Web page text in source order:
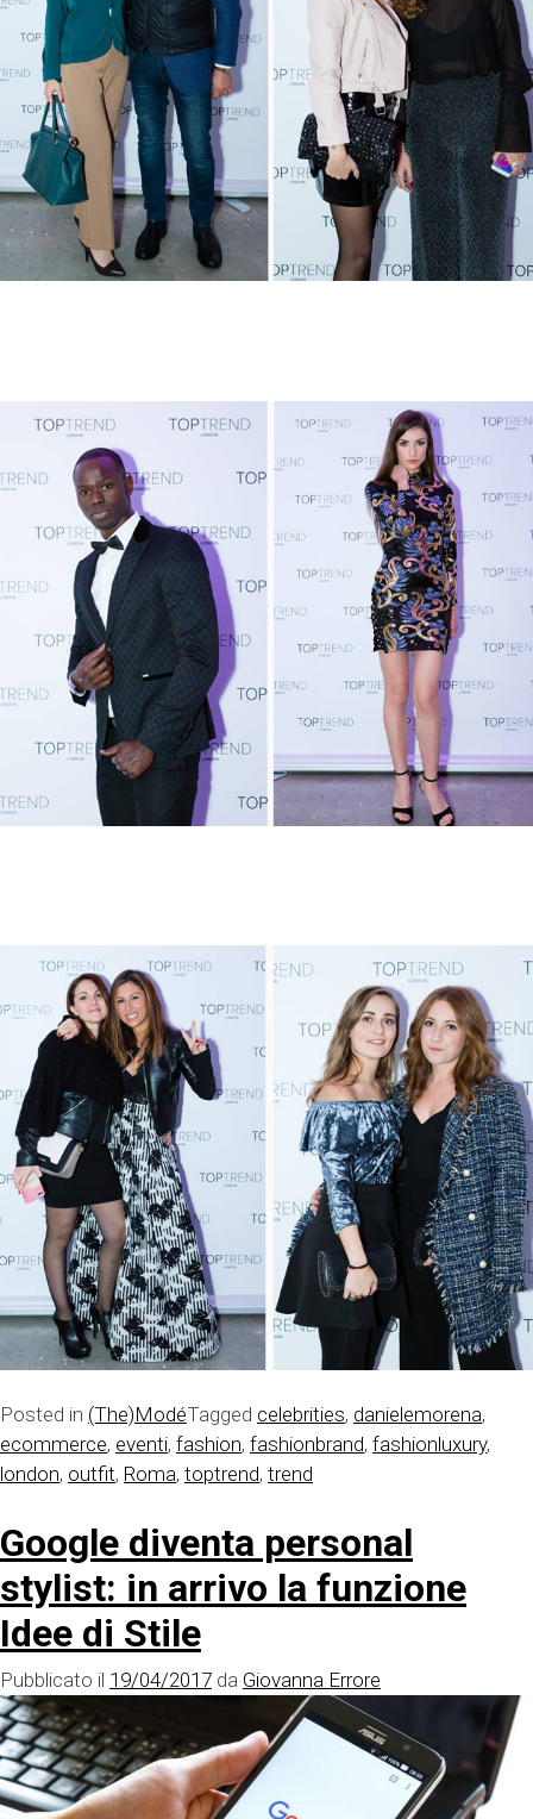
Posted in (The)ModéTagged celebrities, danielemorena,
ecommerce, eventi, fashion, fashionbrand, fashionluxury,
london, outfit, Roma, toptrend, trend
Google diventa personal
stylist: in arrivo la funzione
Idee di Stile
Pubblicato il 19/04/2017 da Giovanna Errore